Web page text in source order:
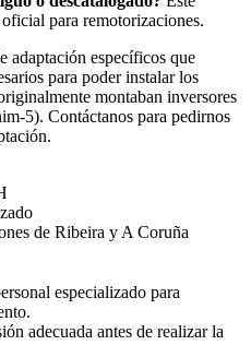
para remotorizaciones.
adaptación específicos que
para poder instalar los
montaban inversores
5). Contáctanos para pedirnos
de Ribeira y A Coruña
especializado para
adecuada antes de realizar la